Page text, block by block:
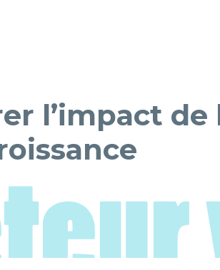
l’impact de